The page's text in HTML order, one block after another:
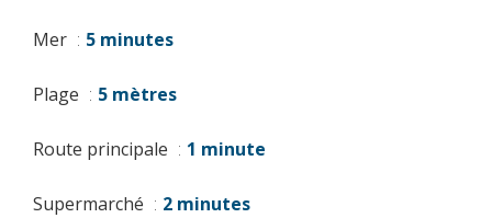
Mer 5 minutes
Plage 5 mètres
Route principale 1 minute
Supermarché 2 minutes